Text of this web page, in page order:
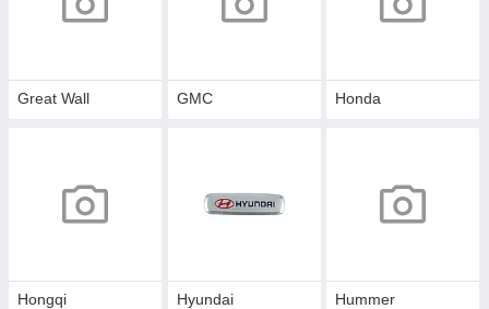
Great Wall GMC Honda
Hongqi Hyundai Hummer